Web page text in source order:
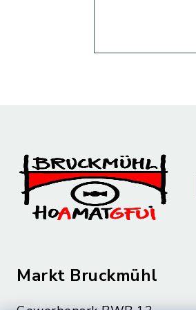
Markt Bruckmühl